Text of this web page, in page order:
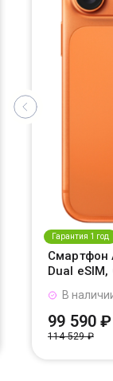
Гарантия 1 год
Смартфон
Dual eSIM,
В
99 590 ₽
114 529 ₽